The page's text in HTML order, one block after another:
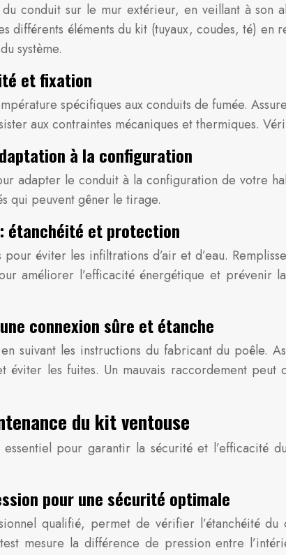
conduit sur le mur extérieur, en veillant à son
différents éléments du kit (tuyaux, coudes, té)
système.
et fixation
spécifiques aux conduits de fumée.
aux contraintes mécaniques et thermiques.
à la configuration
adapter le conduit à la configuration de votre
qui peuvent gêner le tirage.
étanchéité et protection
pour éviter les infiltrations d’air et d’eau.
améliorer l’efficacité énergétique et prévenir
connexion sûre et étanche
suivant les instructions du fabricant du poêle.
les fuites. Un mauvais raccordement
du kit ventouse
pour garantir la sécurité et
pour une sécurité optimale
qualifié, permet de vérifier l’étanchéité
mesure la différence de pression entre